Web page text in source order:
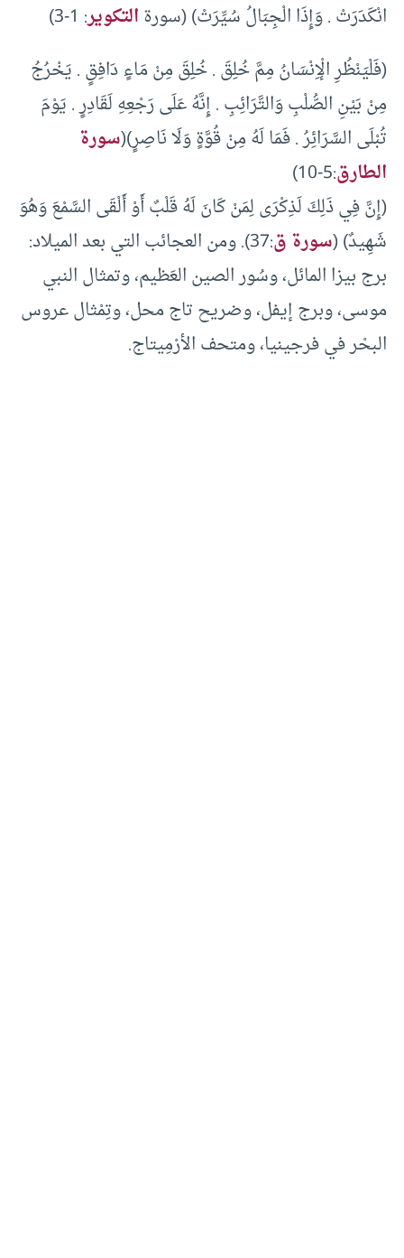
انْكَدَرَتْ . وَإِذَا الْجِبَالُ سُيِّرَتْ) (سورةالتكوير: 1-3)
(فَلْيَنْظُرِ الْإِنْسَانُ مِمَّ خُلِقَ . خُلِقَ مِنْ مَاءٍ دَافِقٍ . يَخْرُجُ
مِنْ بَيْنِ الصُّلْبِ وَالتَّرَائِبِ . إِنَّهُ عَلَى رَجْعِهِ لَقَادِرٍ . يَوْمَ
تُبْلَى السَّرَائِرُ . فَمَا لَهُ مِنْ قُوَّةٍ وَلَا نَاصِرٍ)(سورة
الطارق:5-10)
(إِنَّ فِي ذَلِكَ لَذِكْرَى لِمَنْ كَانَ لَهُ قَلْبٌ أَوْ أَلْقَى السَّمْعَ وَهُوَ
شَهِيدٌ) (سورة ق
:37). ومن العجائب التي بعد الميلاد:
برج بيزا المائل، وسُور الصين العَظيم، وتمثال النبي
موسى، وبرج إيفل، وضريح تاج محل، وتِمْثال عروس
البحْر في فرجينيا، ومتحف الأرْمِيتاج.